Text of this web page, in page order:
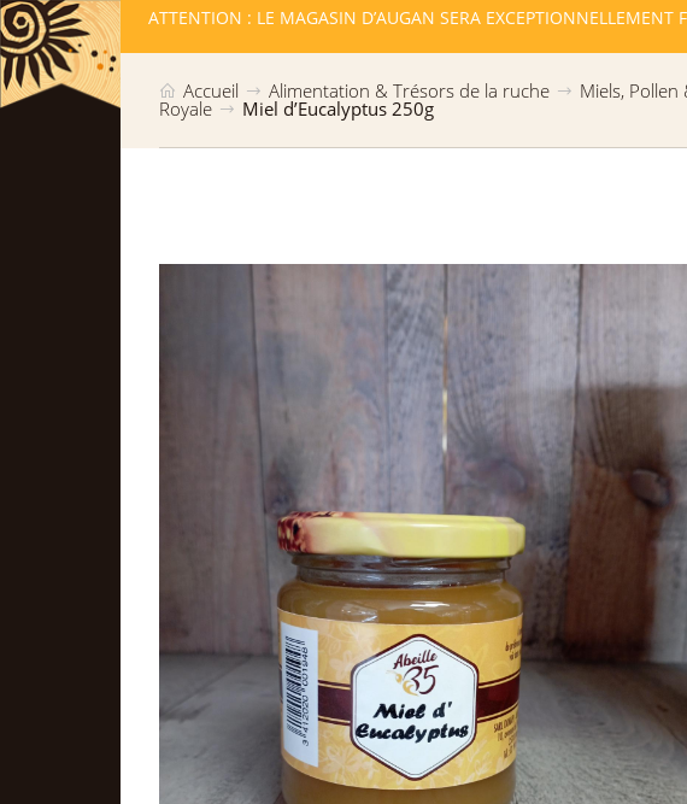
RESTE ATTENTION : LE MAGASIN D’AUGAN SERA
Accueil Alimentation & Trésors de la ruche Miels, Pollen
Royale Miel d’Eucalyptus 250g